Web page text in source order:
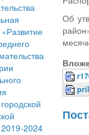
2024
Об